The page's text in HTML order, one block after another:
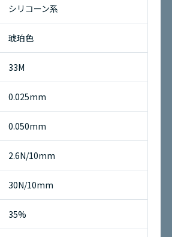
シリコーン系
琥珀色
33M
0.025mm
0.050mm
2.6N/10mm
30N/10mm
35%